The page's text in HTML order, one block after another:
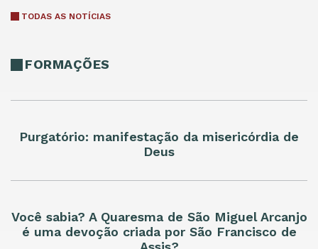
TODAS AS NOTÍCIAS
FORMAÇÕES
Purgatório: manifestação da misericórdia de
Deus
Você sabia? A Quaresma de São Miguel Arcanjo
é uma devoção criada por São Francisco de